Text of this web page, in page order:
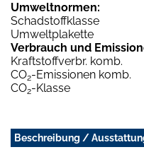
Umweltnormen:
Schadstoffklasse
Umweltplakette
Verbrauch und
Kraftstoffverbr. komb.
CO2-Emissionen komb.
CO2-Klasse
Beschreibung /